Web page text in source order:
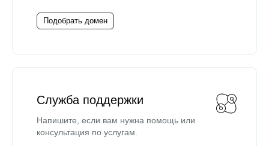
Подобрать домен
Служба поддержки
Напишите, если вам нужна помощь или
консультация по услугам.